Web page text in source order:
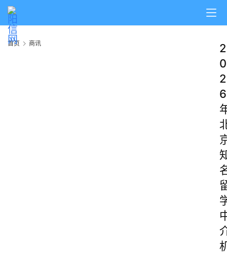
首页 商讯
2
0
2
6